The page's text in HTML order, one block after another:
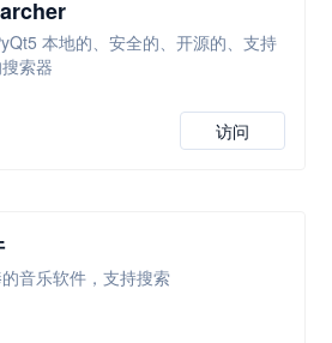
本地的、安全的、开源的、支持
索器
访问
音乐软件，支持搜索